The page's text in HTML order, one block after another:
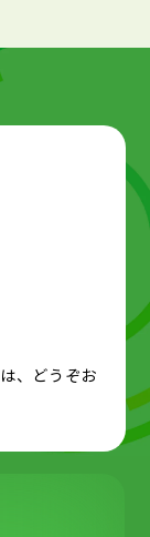
、どうぞお